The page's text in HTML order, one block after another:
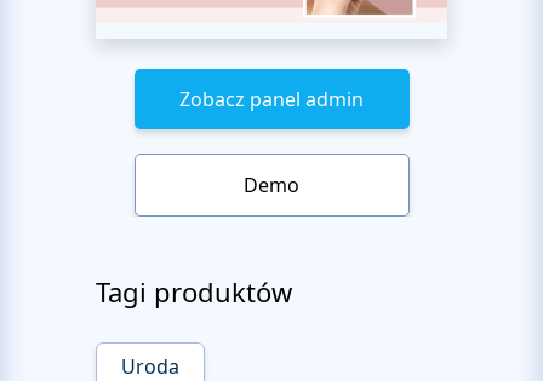
Zobacz panel admin
Demo
Tagi produktów
Uroda